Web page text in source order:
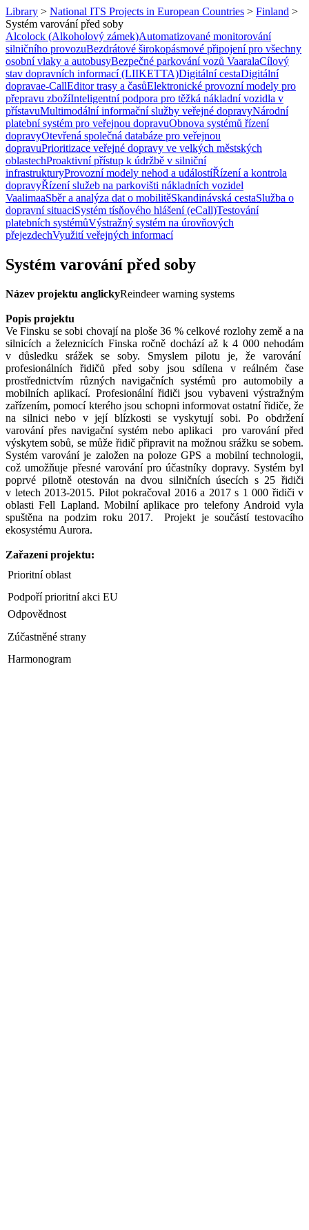
Library > National ITS Projects in European Countries > Finland >
Systém varování před soby
Alcolock (Alkoholový zámek)Automatizované monitorování
silničního provozuBezdrátové širokopásmové připojení pro všechny
osobní vlaky a autobusyBezpečné parkování vozů VaaralaCílový
stav dopravních informací (LIIKETTA)Digitální cestaDigitální
dopravae-CallEditor trasy a časůElektronické provozní modely pro
přepravu zbožíInteligentní podpora pro těžká nákladní vozidla v
přístavuMultimodální informační služby veřejné dopravyNárodní
platební systém pro veřejnou dopravuObnova systémů řízení
dopravyOtevřená společná databáze pro veřejnou
dopravuPrioritizace veřejné dopravy ve velkých městských
oblastechProaktivní přístup k údržbě v silniční
infrastrukturyProvozní modely nehod a událostíŘízení a kontrola
dopravyŘízení služeb na parkovišti nákladních vozidel
VaalimaaSběr a analýza dat o mobilitěSkandinávská cestaSlužba o
dopravní situaciSystém tísňového hlášení (eCall)Testování
platebních systémůVýstražný systém na úrovňových
přejezdechVyužití veřejných informací
Systém varování před soby
Název projektu anglickyReindeer warning systems
Popis projektu
Ve Finsku se sobi chovají na ploše 36 % celkové rozlohy země a na
silnicích a železnicích Finska ročně dochází až k 4 000 nehodám
v důsledku srážek se soby. Smyslem pilotu je, že varování
profesionálních řidičů před soby jsou sdílena v reálném čase
prostřednictvím různých navigačních systémů pro automobily a
mobilních aplikací. Profesionální řidiči jsou vybaveni výstražným
zařízením, pomocí kterého jsou schopni informovat ostatní řidiče, že
na silnici nebo v její blízkosti se vyskytují sobi. Po obdržení
varování přes navigační systém nebo aplikaci pro varování před
výskytem sobů, se může řidič připravit na možnou srážku se sobem.
Systém varování je založen na poloze GPS a mobilní technologii,
což umožňuje přesné varování pro účastníky dopravy. Systém byl
poprvé pilotně otestován na dvou silničních úsecích s 25 řidiči
v letech 2013-2015. Pilot pokračoval 2016 a 2017 s 1 000 řidiči v
oblasti Fell Lapland. Mobilní aplikace pro telefony Android vyla
spuštěna na podzim roku 2017. Projekt je součástí testovacího
ekosystému Aurora.
Zařazení projektu:
Prioritní oblast
Podpoří prioritní akci EU
Odpovědnost
Zúčastněné strany
Harmonogram